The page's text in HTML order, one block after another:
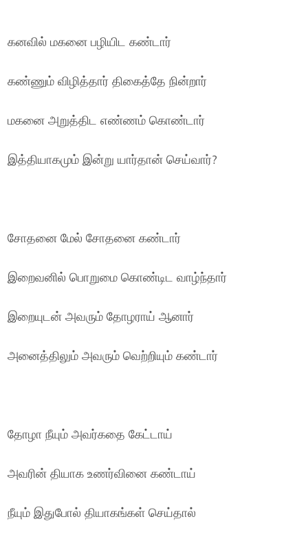
கனவில் மகனை பழியிட கண்டார்
கண்ணும் விழித்தார் திகைத்தே நின்றார்
மகனை அறுத்திட எண்ணம் கொண்டார்
இத்தியாகமும் இன்று யார்தான் செய்வார்?
சோதனை மேல் சோதனை கண்டார்
இறைவனில் பொறுமை கொண்டிட வாழ்ந்தார்
இறையுடன் அவரும் தோழராய் ஆனார்
அனைத்திலும் அவரும் வெற்றியும் கண்டார்
தோழா நீயும் அவர்கதை கேட்டாய்
அவரின் தியாக உணர்வினை கண்டாய்
நீயும் இதுபோல் தியாகங்கள் செய்தால்